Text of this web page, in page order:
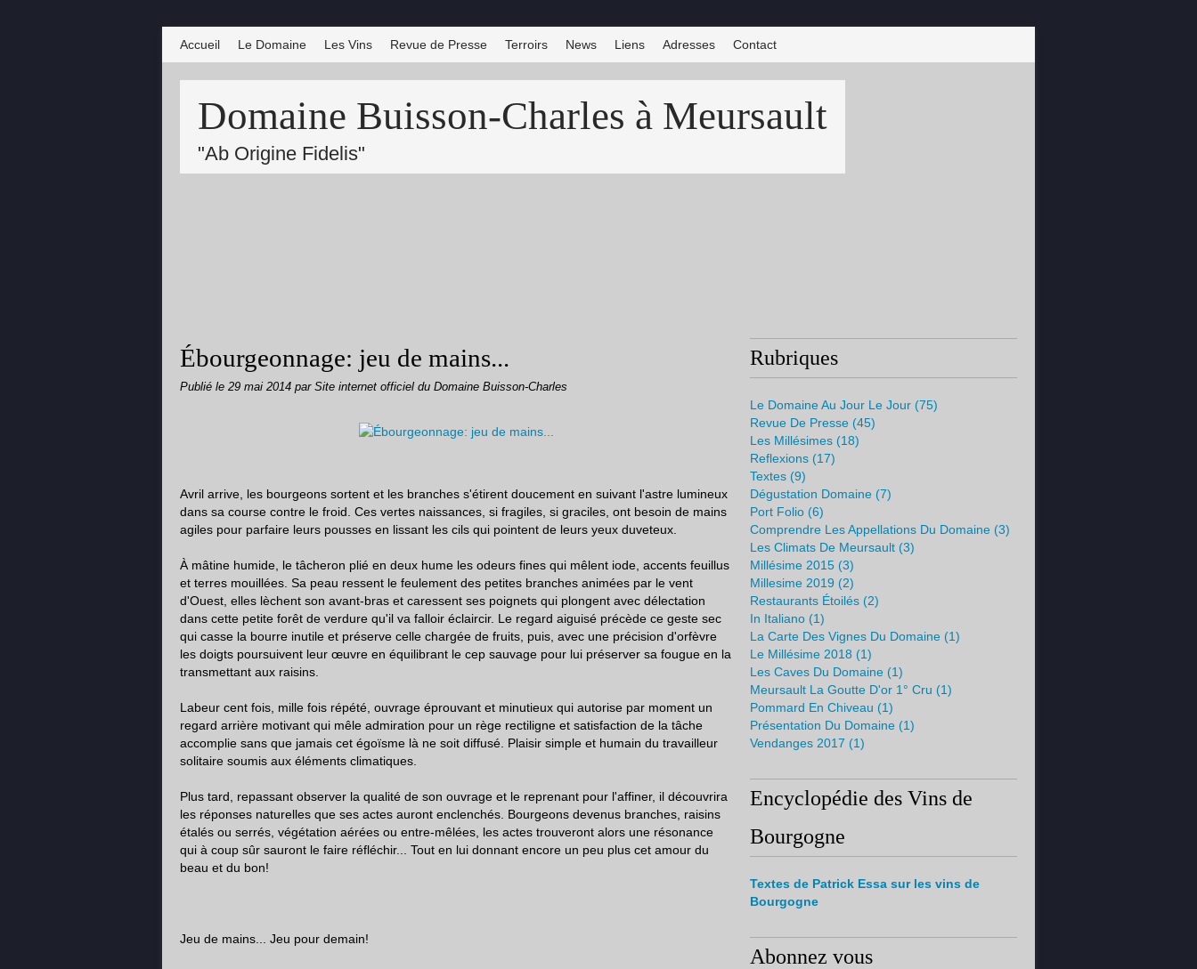
Domaine Buisson-Charles à Meursault
"Ab Origine Fidelis"
Accueil Le Domaine Les Vins Revue de Presse Terroirs News Liens Adresses Contact
Ébourgeonnage: jeu de mains...
Publié le 29 mai 2014 par Site internet officiel du Domaine Buisson-Charles
Avril arrive, les bourgeons sortent et les branches s'étirent doucement en suivant l'astre lumineux
dans sa course contre le froid. Ces vertes naissances, si fragiles, si graciles, ont besoin de mains
agiles pour parfaire leurs pousses en lissant les cils qui pointent de leurs yeux duveteux.
À mâtine humide, le tâcheron plié en deux hume les odeurs fines qui mêlent iode, accents feuillus
et terres mouillées. Sa peau ressent le feulement des petites branches animées par le vent
d'Ouest, elles lèchent son avant-bras et caressent ses poignets qui plongent avec délectation
dans cette petite forêt de verdure qu'il va falloir éclaircir. Le regard aiguisé précède ce geste sec
qui casse la bourre inutile et préserve celle chargée de fruits, puis, avec une précision d'orfèvre
les doigts poursuivent leur œuvre en équilibrant le cep sauvage pour lui préserver sa fougue en la
transmettant aux raisins.
Labeur cent fois, mille fois répété, ouvrage éprouvant et minutieux qui autorise par moment un
regard arrière motivant qui mêle admiration pour un rège rectiligne et satisfaction de la tâche
accomplie sans que jamais cet égoïsme là ne soit diffusé. Plaisir simple et humain du travailleur
solitaire soumis aux éléments climatiques.
Plus tard, repassant observer la qualité de son ouvrage et le reprenant pour l'affiner, il découvrira
les réponses naturelles que ses actes auront enclenchés. Bourgeons devenus branches, raisins
étalés ou serrés, végétation aérées ou entre-mêlées, les actes trouveront alors une résonance
qui à coup sûr sauront le faire réfléchir... Tout en lui donnant encore un peu plus cet amour du
beau et du bon!
Jeu de mains... Jeu pour demain!
Rubriques
Le Domaine Au Jour Le Jour (75)
Revue De Presse (45)
Les Millésimes (18)
Reflexions (17)
Textes (9)
Dégustation Domaine (7)
Port Folio (6)
Comprendre Les Appellations Du Domaine (3)
Les Climats De Meursault (3)
Millésime 2015 (3)
Millesime 2019 (2)
Restaurants Étoilés (2)
In Italiano (1)
La Carte Des Vignes Du Domaine (1)
Le Millésime 2018 (1)
Les Caves Du Domaine (1)
Meursault La Goutte D'or 1° Cru (1)
Pommard En Chiveau (1)
Présentation Du Domaine (1)
Vendanges 2017 (1)
Encyclopédie des Vins de
Bourgogne
Textes de Patrick Essa sur les vins de
Bourgogne
Abonnez vous